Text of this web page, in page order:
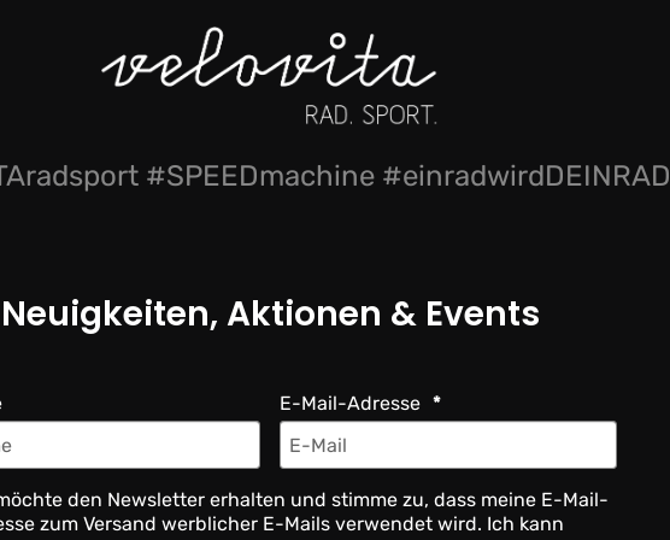
#SPEEDmachine #einradwirdDEINRAD
Neuigkeiten, Aktionen & Events
E-Mail-Adresse
den Newsletter erhalten und stimme zu, dass meine E-Mail-
zum Versand werblicher E-Mails verwendet wird. Ich kann